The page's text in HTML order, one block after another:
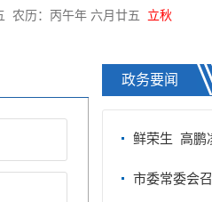
农历：丙午年 六月廿五 立秋
政务要闻
鲜荣生 高鹏
市委常委会